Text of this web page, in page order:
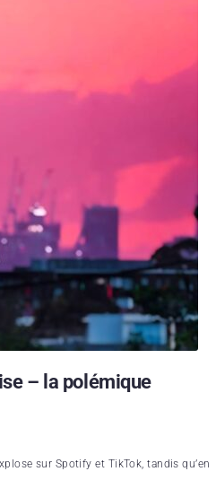
– la polémique
sur Spotify et TikTok, tandis qu’en